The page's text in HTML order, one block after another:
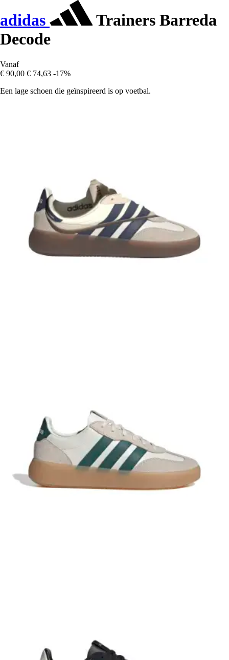
adidas
Trainers Barreda
Decode
Vanaf
€ 90,00 € 74,63 -17%
Een lage schoen die geïnspireerd is op voetbal.